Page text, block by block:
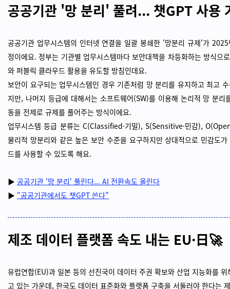
공공기관 '망 분리' 풀려... 챗GPT 사용
공공기관 업무시스템의 인터넷 연결을 일괄 봉쇄한 '망분리 규제'가
정이에요. 정부는 기관별 업무시스템마다 보안대책을 차등화하는 방식으
와 퍼블릭 클라우드 활용을 유도할 방침인데요.
보안이 요구되는 업무시스템인 경우 기존처럼 망 분리를 유지하고 최고
지만, 나머지 등급에 대해서는 소프트웨어(SW)를 이용해 논리적 망 분리
동을 전제로 규제를 풀어주는 방식이에요.
업무시스템 등급 분류는 C(Classified·기밀), S(Sensitive·민감),
물리적 망분리와 같은 높은 보안 수준을 요구하지만 상대적으로 민감도
드를 사용할 수 있도록 해요.
▶ 공공기관 '망 분리' 풀린다... AI 전환속도 올린다
▶ "공공기관에서도 챗GPT 쓴다"
제조 데이터 플랫폼 속도 내는 EU·日🚀
유럽연합(EU)과 일본 등의 선진국이 데이터 주권 확보와 산업 지능화를
고 있는 가운데, 한국도 데이터 표준화와 플랫폼 구축을 서둘러야 한다는